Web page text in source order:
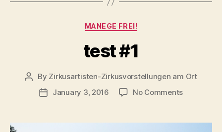
Categories
MANEGE FREI!
test #1
Post
author
By Zirkusartisten-Zirkusvorstellungen am Ort
PostJanuary 3, 2016 No Commentson